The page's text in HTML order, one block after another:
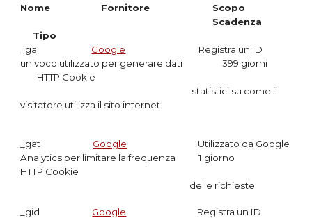
Nome Fornitore
Scopo
Scadenza
Tipo
_ga Google
Registra un ID
univoco utilizzato per generare dati 399 giorni
HTTP Cookie
statistici su come il
visitatore utilizza il sito internet.
_gat Google
Utilizzato da Google
Analytics per limitare la frequenza 1 giorno
HTTP Cookie
delle richieste
_gid Google
Registra un ID